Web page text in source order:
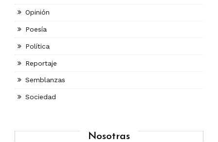
Opinión
Poesía
Política
Reportaje
Semblanzas
Sociedad
Nosotras